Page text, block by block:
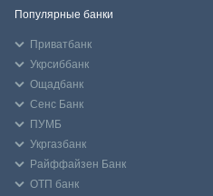
Популярные банки
Приватбанк
Укрсиббанк
Ощадбанк
Сенс Банк
ПУМБ
Укргазбанк
Райффайзен Банк
ОТП банк